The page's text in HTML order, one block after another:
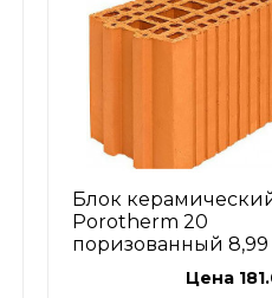
Блок
Porotherm 20
поризованный
Цена